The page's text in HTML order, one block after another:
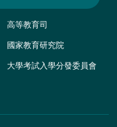
高等教育司
國家教育研究院
大學考試入學分發委員會